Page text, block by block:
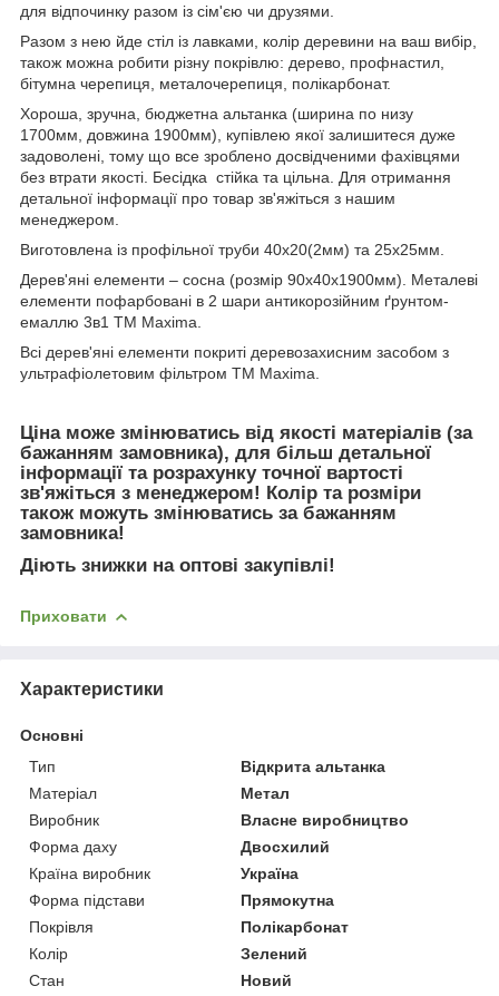
для відпочинку разом із сім'єю чи друзями.
Разом з нею йде стіл із лавками, колір деревини на ваш вибір,
також можна робити різну покрівлю: дерево, профнастил,
бітумна черепиця, металочерепиця, полікарбонат.
Хороша, зручна, бюджетна альтанка (ширина по низу
1700мм, довжина 1900мм), купівлею якої залишитеся дуже
задоволені, тому що все зроблено досвідченими фахівцями
без втрати якості. Бесідка стійка та цільна. Для отримання
детальної інформації про товар зв'яжіться з нашим
менеджером.
Виготовлена ​​із профільної труби 40х20(2мм) та 25х25мм.
Дерев'яні елементи – сосна (розмір 90х40х1900мм). Металеві
елементи пофарбовані в 2 шари антикорозійним ґрунтом-
емаллю 3в1 ТМ Maxima.
Всі дерев'яні елементи покриті деревозахисним засобом з
ультрафіолетовим фільтром ТМ Maxima.
Ціна може змінюватись від якості матеріалів (за
бажанням замовника), для більш детальної
інформації та розрахунку точної вартості
зв'яжіться з менеджером! Колір та розміри
також можуть змінюватись за бажанням
замовника!
Діють знижки на оптові закупівлі!
Приховати
Характеристики
Основні
Тип
Відкрита альтанка
Матеріал
Метал
Виробник
Власне виробництво
Форма даху
Двосхилий
Країна виробник
Україна
Форма підстави
Прямокутна
Покрівля
Полікарбонат
Колір
Зелений
Стан
Новий